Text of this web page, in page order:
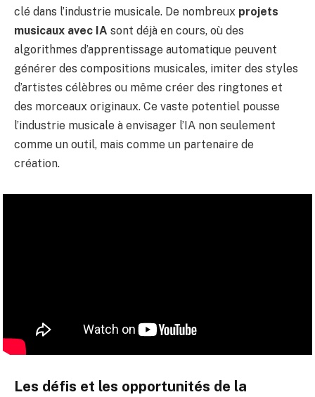
clé dans l’industrie musicale. De nombreux projets
musicaux avec IA sont déjà en cours, où des
algorithmes d’apprentissage automatique peuvent
générer des compositions musicales, imiter des styles
d’artistes célèbres ou même créer des ringtones et
des morceaux originaux. Ce vaste potentiel pousse
l’industrie musicale à envisager l’IA non seulement
comme un outil, mais comme un partenaire de
création.
Les défis et les opportunités de la